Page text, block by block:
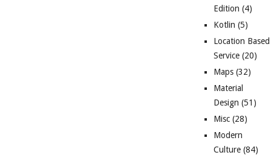
Edition (4)
Kotlin (5)
Location Based
Service (20)
Maps (32)
Material
Design (51)
Misc (28)
Modern
Culture (84)